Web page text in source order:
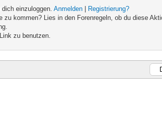
dich einzuloggen.Anmelden
Registrierung?
kommen? Lies in den Forenregeln, ob du diese
zu benutzen.